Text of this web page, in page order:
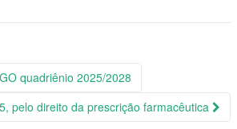
quadriênio 2025/2028
pelo direito da prescrição farmacêutica